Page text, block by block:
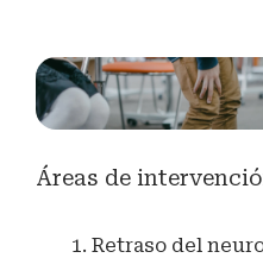
Áreas de
Retraso del